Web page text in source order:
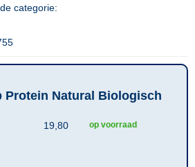
categorie:
Protein Natural Biologisch
19,80 op voorraad